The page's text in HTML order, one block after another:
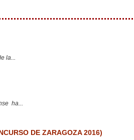
la...
ha...
DE ZARAGOZA 2016)